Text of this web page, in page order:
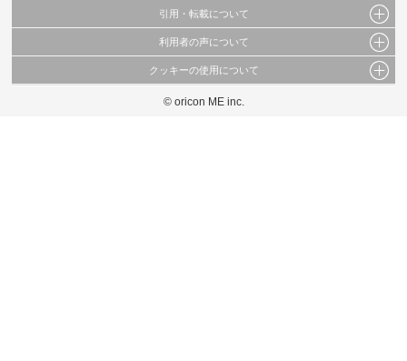
引用・転載について
当サイトで公開されている情報（文字、写真、イラスト、画像データ等）及びこれらの配
これらの情報を権利者の許可なく無断転載・複製などの二次利用を行うことは固く禁じて
利用者の声について
当サイトに掲載している内容はすべてサービスの利用者が提出された見解・感想です。
弊社の見解・ 意見ではないことをご理解いただいた上でご覧ください。
クッキーの使用について
このサイトでは Cookie を使用して、ユーザーに合わせたコンテンツや広告の表示、ソー
© oricon ME inc.